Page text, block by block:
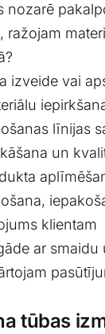
nozarē
ražojam
izveide vai
līnijas
un
klientam
ar smaidu
tūbas